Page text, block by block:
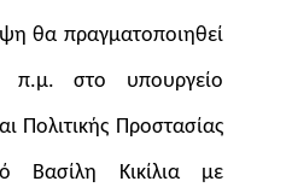
θα πραγματοποιηθεί
π.μ. στο υπουργείο
Πολιτικής Προστασίας
Βασίλη Κικίλια με